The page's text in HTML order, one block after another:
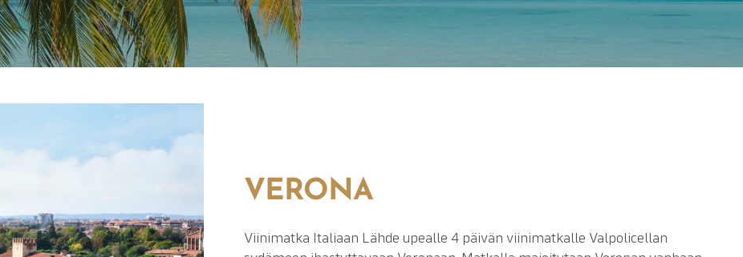
VERONA
Viinimatka Italiaan Lähde upealle 4 päivän viinimatkalle Valpolicellan